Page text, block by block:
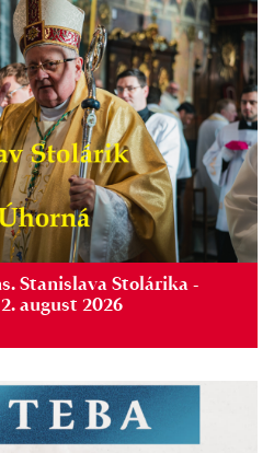
Stanislava Stolárika -
august 2026